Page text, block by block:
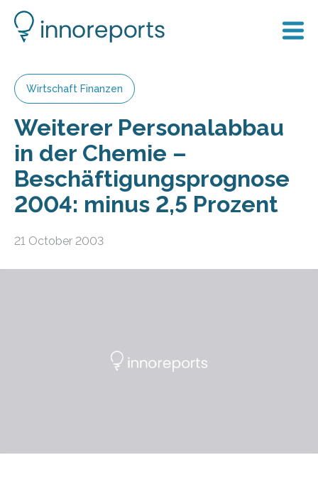
Wirtschaft Finanzen
Weiterer Personalabbau
in der Chemie –
Beschäftigungsprognose
2004: minus 2,5 Prozent
21 October 2003